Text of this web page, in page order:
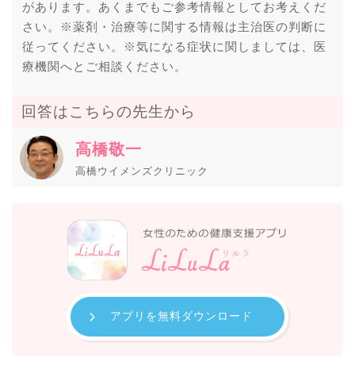
があります。あくまでもご参考情報としてお考えくだ
さい。※薬剤・治療等に関する情報は主治医の判断に
従ってください。※気になる症状に関しましては、医
療機関へとご相談ください。
回答はこちらの先生から
高橋敬一
高橋ウイメンズクリニック
アプリを無料ダウンロード